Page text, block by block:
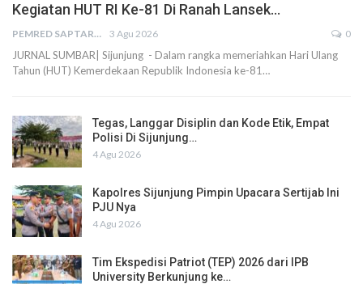
Kegiatan HUT RI Ke-81 Di Ranah Lansek…
PEMRED SAPTARIUS 3 Agu 2026 0
JURNAL SUMBAR| Sijunjung - Dalam rangka memeriahkan Hari Ulang
Tahun (HUT) Kemerdekaan Republik Indonesia ke-81…
Tegas, Langgar Disiplin dan Kode Etik, Empat
Polisi Di Sijunjung…
4 Agu 2026
Kapolres Sijunjung Pimpin Upacara Sertijab Ini
PJU Nya
4 Agu 2026
Tim Ekspedisi Patriot (TEP) 2026 dari IPB
University Berkunjung ke…